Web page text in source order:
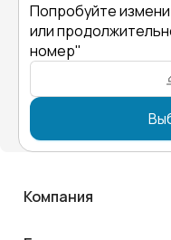
Попробуйте
или
номер"
Компания